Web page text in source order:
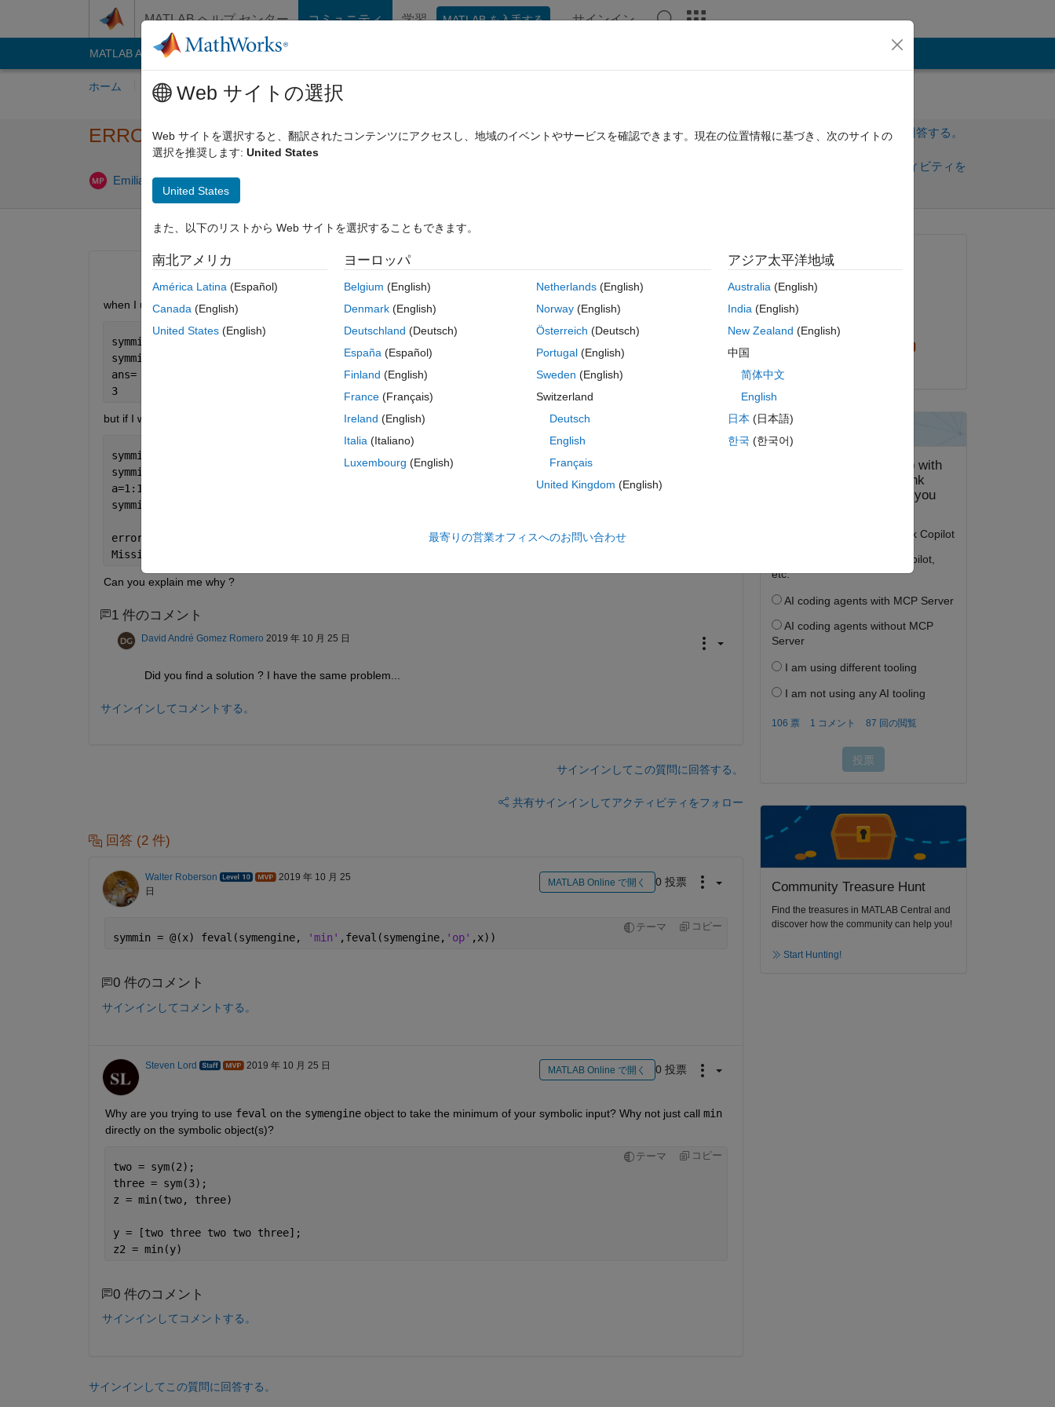
MATLAB ヘルプ センター コミュニティ 学習 MATLAB を入手する サインイン
MATLAB Answers File Exchange
ホーム 質問する 回答 閲覧 MATLAB に関する FAQ
ERROR : Missing domain attribute 'min'
Emiliano Rosso
サインインしてこの質問に回答する。
サインインしてアクティビティを
1 投票
when I use :
テーマ
symmin=@(x,y)feval(symengine,
symmin(3,4)
ans=
3
but if I want to find the minimum of a vector :
symmin=@(x)feval(symengine,
symmin=@(x)feval(symengine,
a=1:10;
symmin(a)
error
Missing
Can you explain me why ?
1 件のコメント
David André Gomez Romero 2019 年 10 月 25 日
Did you find a solution ? I have the same problem...
サインインしてコメントする。
サインインしてこの質問に回答する。
共有サインインしてアクティビティをフォロー
回答 (2 件)
Walter Roberson
2019 年 10 月 25
日
MATLAB Online で開く 0 投票
テーマ コピー
symmin = @(x) feval(symengine, 'min' ,feval(symengine, 'op' ,x))
0 件のコメント
サインインしてコメントする。
Steven Lord 2019 年 10 月 25 日 MATLAB Online で開く 0 投票
Why are you trying to use feval on the symengine object to take the minimum of your symbolic input? Why not just call min
directly on the symbolic object(s)?
テーマ コピー
two = sym(2);
three = sym(3);
z = min(two, three)
y = [two three two two three];
z2 = min(y)
0 件のコメント
サインインしてコメントする。
サインインしてこの質問に回答する。
質問済み:
2018 年 11 月 28 日
回答済み:
Community Treasure Hunt
Find the treasures in MATLAB Central and
discover how the community can help you!
Start Hunting!
Web サイトの選択
Web サイトを選択すると、翻訳されたコンテンツにアクセスし、地域のイベントやサービスを確認できます。現在の位置情報に基づき、次のサイトの
選択を推奨します: United States
United States
また、以下のリストから Web サイトを選択することもできます。
南北アメリカ
América Latina (Español)
Canada (English)
United States (English)
ヨーロッパ
Belgium (English)
Denmark (English)
Deutschland (Deutsch)
España (Español)
Finland (English)
France (Français)
Ireland (English)
Italia (Italiano)
Luxembourg (English)
Netherlands(English)
Norway(English)
Österreich (Deutsch)
Portugal(English)
Sweden (English)
Switzerland
Deutsch
English
Français
United Kingdom (English)
アジア太平洋地域
Australia(English)
India(English)
New Zealand (English)
中国
简体中文
English
日本 (日本語)
한국 (한국어)
最寄りの営業オフィスへのお問い合わせ